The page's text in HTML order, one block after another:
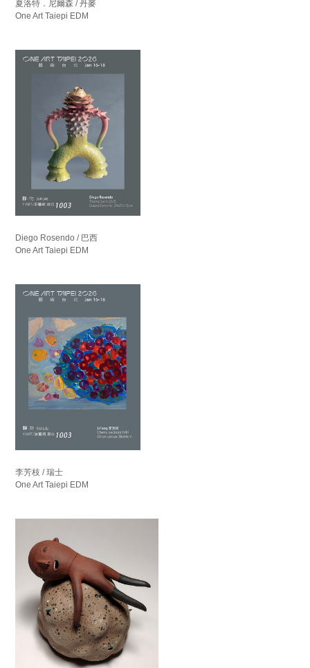
夏洛特．尼爾森 / 丹麥
One Art Taiepi EDM
Diego Rosendo / 巴西
One Art Taiepi EDM
李芳枝 / 瑞士
One Art Taiepi EDM